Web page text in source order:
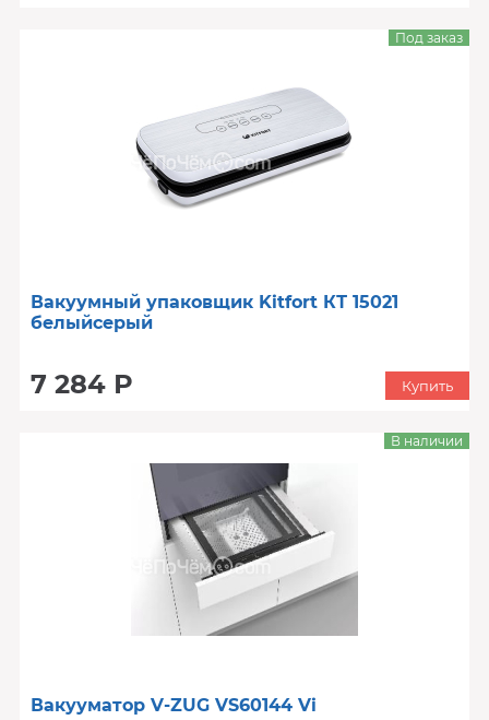
Вакуумный упаковщик Kitfort КТ 15021
белыйсерый
7 284 Р
Под заказ
Купить
Вакууматор V-ZUG VS60144 Vi
В наличии